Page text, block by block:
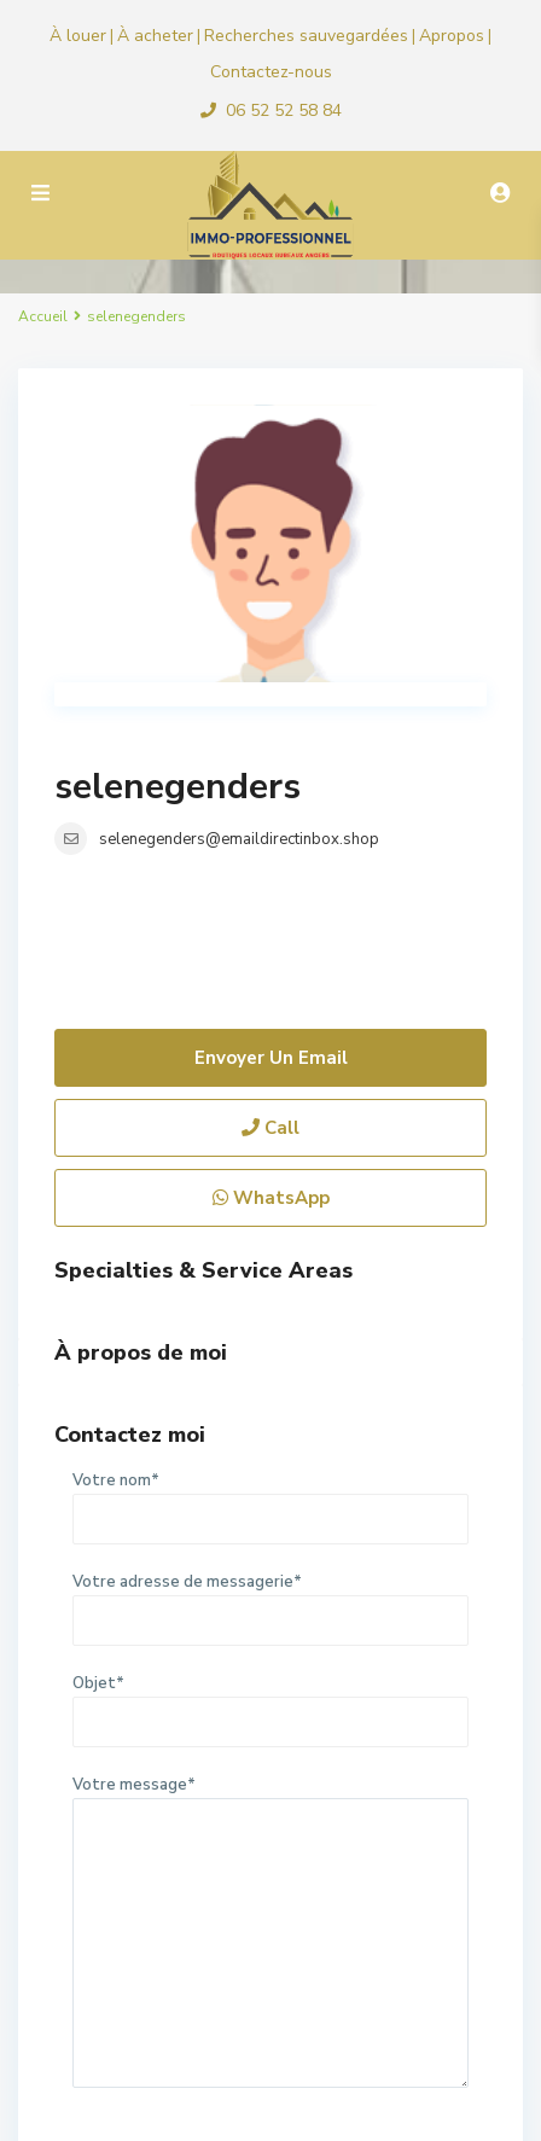
À louer| À acheter| Recherches sauvegardées | Apropos |
Contactez-nous
06 52 52 58 84
Accueil selenegenders
selenegenders
selenegenders@emaildirectinbox.shop
Envoyer Un Email
Call
WhatsApp
Specialties & Service Areas
À propos de moi
Contactez moi
Votre nom*
Votre adresse de messagerie*
Objet*
Votre message*